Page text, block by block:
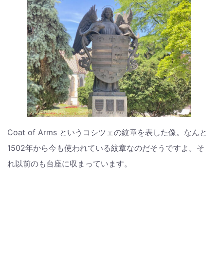
Coat of Arms というコシツェの紋章を表した像。なんと
1502年から今も使われている紋章なのだそうですよ。そ
れ以前のも台座に収まっています。